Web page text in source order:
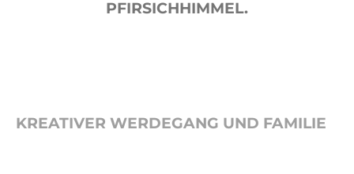
PFIRSICHHIMMEL.
KREATIVER WERDEGANG UND FAMILIE